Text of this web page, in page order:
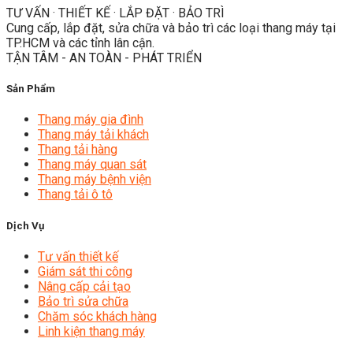
TƯ VẤN · THIẾT KẾ · LẮP ĐẶT · BẢO TRÌ
Cung cấp, lắp đặt, sửa chữa và bảo trì các loại thang máy tại
TP.HCM và các tỉnh lân cận.
TẬN TÂM - AN TOÀN - PHÁT TRIỂN
Sản Phẩm
Thang máy gia đình
Thang máy tải khách
Thang tải hàng
Thang máy quan sát
Thang máy bệnh viện
Thang tải ô tô
Dịch Vụ
Tư vấn thiết kế
Giám sát thi công
Nâng cấp cải tạo
Bảo trì sửa chữa
Chăm sóc khách hàng
Linh kiện thang máy